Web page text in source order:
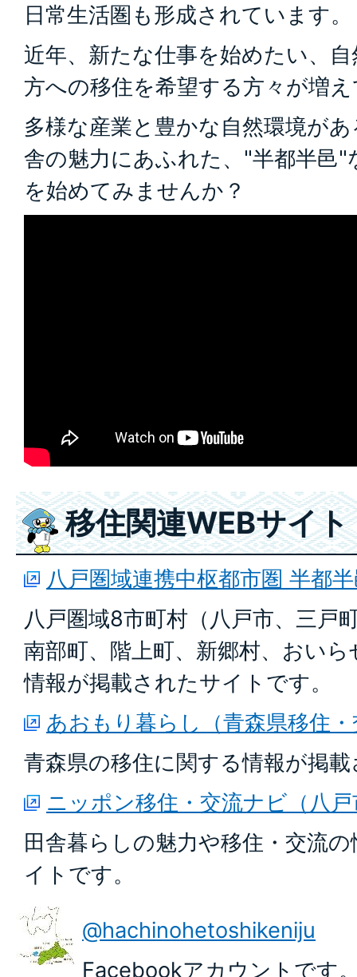
日常生活圏も形成されています。
近年、新たな仕事を始めたい、
方への移住を希望する方々が増
多様な産業と豊かな自然環境が
舎の魅力にあふれた、"半都半邑"
を始めてみませんか？
移住関連WEBサイ
八戸圏域連携中枢都市圏 半都
八戸圏域8市町村（八戸市、三戸
南部町、階上町、新郷村、おい
情報が掲載されたサイトです。
あおもり暮らし（青森県移住
青森県の移住に関する情報が掲
ニッポン移住・交流ナビ（八
田舎暮らしの魅力や移住・交流
イトです。
@hachinohetoshikeniju
Facebookアカウントです